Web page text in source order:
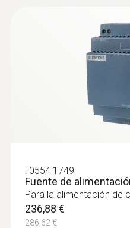
: 0554 1749
Fuente de
Para la alimentación de
236,88 €
286,62 €